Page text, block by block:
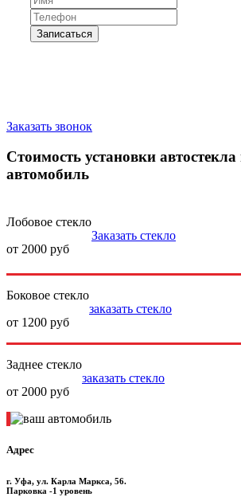
Заказать звонок
Стоимость установки
автомобиль
Лобовое стекло
от 2000 руб
Заказать стекло
Боковое стекло
от 1200 руб
заказать стекло
Заднее стекло
от 2000 руб
заказать стекло
Адрес
г. Уфа, ул. Карла Маркса, 56.
Парковка -1 уровень